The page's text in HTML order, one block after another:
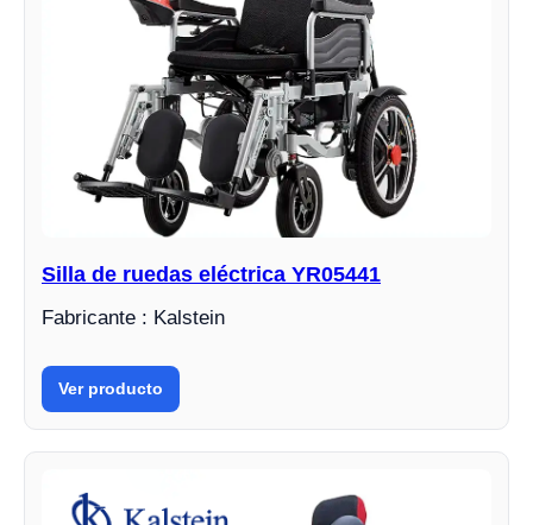
Silla de ruedas eléctrica YR05441
Fabricante : Kalstein
Ver producto